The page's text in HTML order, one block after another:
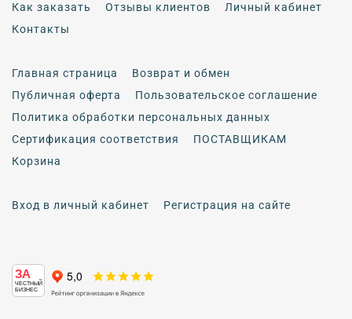
Как заказать
Отзывы клиентов
Личный кабинет
Контакты
Главная страница
Возврат и обмен
Публичная оферта
Пользовательское соглашение
Политика обработки персональных данных
Сертификация соответствия
ПОСТАВЩИКАМ
Корзина
Вход в личный кабинет Регистрация на сайте
ЗА
ЧЕСТНЫЙ
БИЗНЕС